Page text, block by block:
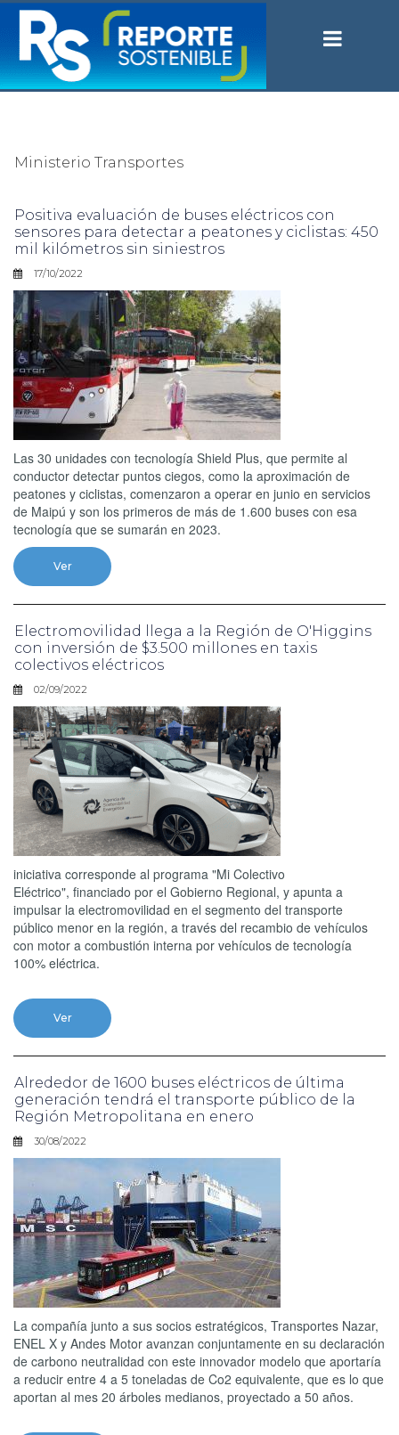
Ministerio Transportes
Positiva evaluación de buses eléctricos con
sensores para detectar a peatones y ciclistas: 450
mil kilómetros sin siniestros
17/10/2022
Las 30 unidades con tecnología Shield Plus, que permite al
conductor detectar puntos ciegos, como la aproximación de
peatones y ciclistas, comenzaron a operar en junio en servicios
de Maipú y son los primeros de más de 1.600 buses con esa
tecnología que se sumarán en 2023.
Ver
Electromovilidad llega a la Región de O'Higgins
con inversión de $3.500 millones en taxis
colectivos eléctricos
02/09/2022
iniciativa corresponde al programa "Mi Colectivo
Eléctrico", financiado por el Gobierno Regional, y apunta a
impulsar la electromovilidad en el segmento del transporte
público menor en la región, a través del recambio de vehículos
con motor a combustión interna por vehículos de tecnología
100% eléctrica.
Ver
Alrededor de 1600 buses eléctricos de última
generación tendrá el transporte público de la
Región Metropolitana en enero
30/08/2022
La compañía junto a sus socios estratégicos, Transportes Nazar,
ENEL X y Andes Motor avanzan conjuntamente en su declaración
de carbono neutralidad con este innovador modelo que aportaría
a reducir entre 4 a 5 toneladas de Co2 equivalente, que es lo que
aportan al mes 20 árboles medianos, proyectado a 50 años.